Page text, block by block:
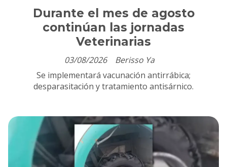
Durante el mes de agosto
continúan las jornadas
Veterinarias
Berisso Ya
03/08/2026
Se implementará vacunación antirrábica;
desparasitación y tratamiento antisárnico.